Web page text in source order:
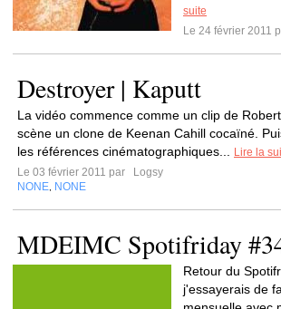
suite
Le 24 février 2011
Destroyer | Kaputt
La vidéo commence comme un clip de
scène un clone de Keenan Cahill cocaïné.
les références cinématographiques...
Lire la
Le 03 février 2011 par
Logsy
NONE NONE
MDEIMC Spotifriday
Retour du
j'essayerais de